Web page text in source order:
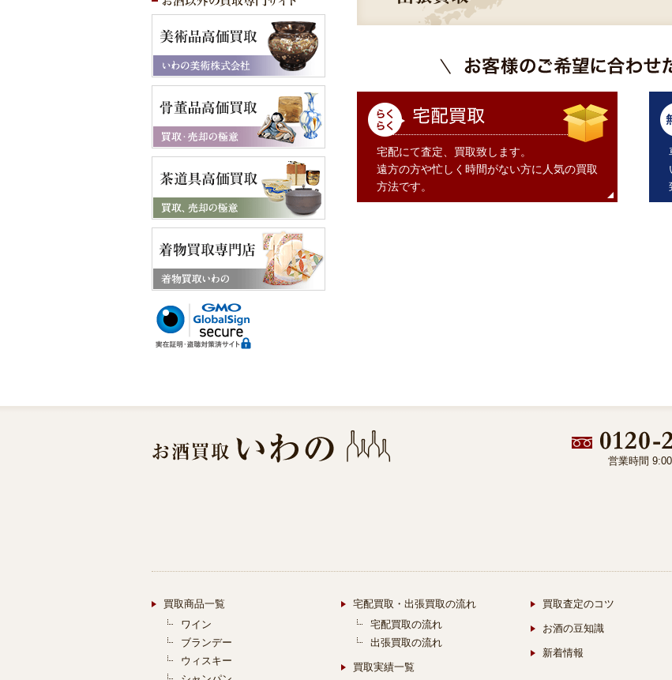
宅配にて査定、買取致します。
遠方の方や忙しく時間がない方に人気の買取
方法です。
営業時間
買取商品一覧
ワイン
ブランデー
ウィスキー
宅配買取・出張買取の流れ
宅配買取の流れ
出張買取の流れ
買取実績一覧
買取査定のコツ
お酒の豆知識
新着情報